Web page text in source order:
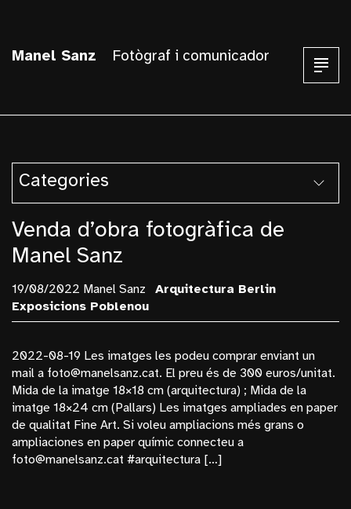
Manel Sanz Fotògraf i comunicador
Categories
Arquitectura
Balust I Pallars
Berlin
Blanes
Bosc
Budapest
Cinema
Dones Del Pallars
Venda d’obra fotogràfica de
Manel Sanz
19/08/2022 Manel Sanz Arquitectura Berlin
Exposicions Poblenou
2022-08-19 Les imatges les podeu comprar enviant un
mail a foto@manelsanz.cat. El preu és de 300 euros/unitat.
Mida de la imatge 18×18 cm (arquitectura) ; Mida de la
imatge 18×24 cm (Pallars) Les imatges ampliades en paper
de qualitat Fine Art. Si voleu ampliacions més grans o
ampliaciones en paper químic connecteu a
foto@manelsanz.cat #arquitectura […]